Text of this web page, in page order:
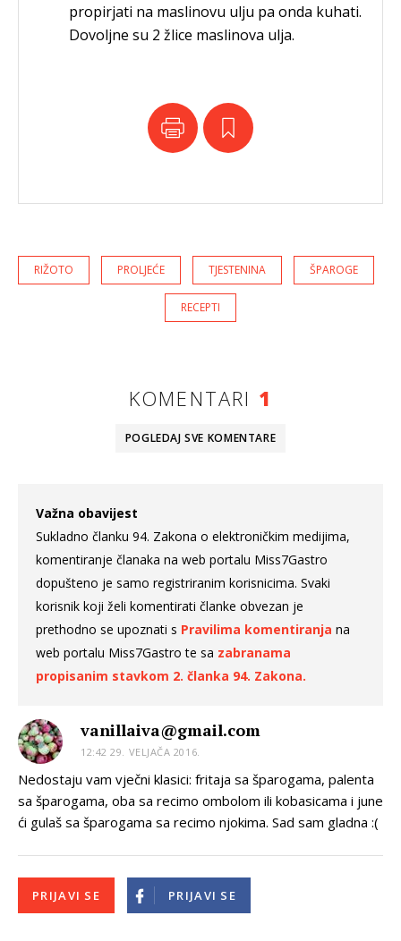
propirjati na maslinovu ulju pa onda kuhati.
Dovoljne su 2 žlice maslinova ulja.
RIŽOTO PROLJEĆE TJESTENINA ŠPAROGE
RECEPTI
KOMENTARI 1
POGLEDAJ SVE KOMENTARE
Važna obavijest
Sukladno članku 94. Zakona o elektroničkim medijima,
komentiranje članaka na web portalu Miss7Gastro
dopušteno je samo registriranim korisnicima. Svaki
korisnik koji želi komentirati članke obvezan je
prethodno se upoznati s Pravilima komentiranja na
web portalu Miss7Gastro te sa zabranama
propisanim stavkom 2. članka 94. Zakona.
vanillaiva@gmail.com
12:42 29. VELJAČA 2016.
Nedostaju vam vječni klasici: fritaja sa šparogama, palenta
sa šparogama, oba sa recimo ombolom ili kobasicama i june
ći gulaš sa šparogama sa recimo njokima. Sad sam gladna :(
PRIJAVI SE PRIJAVI SE